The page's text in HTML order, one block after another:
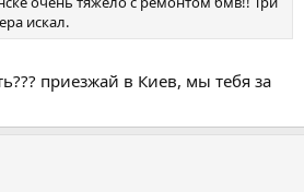
искал.
приезжай в Киев, мы тебя за